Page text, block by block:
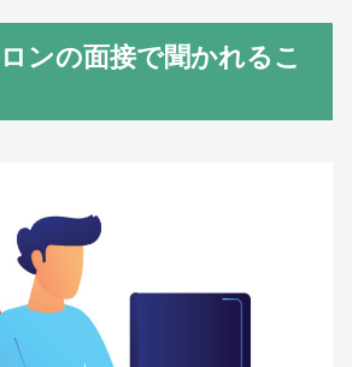
ンの面接で聞かれるこ